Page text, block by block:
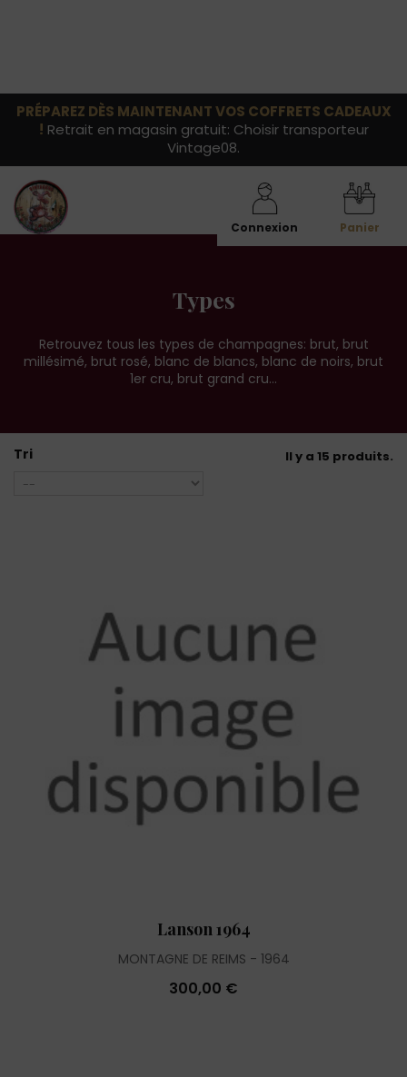
PRÉPAREZ DÈS MAINTENANT VOS COFFRETS CADEAUX
! Retrait en magasin gratuit: Choisir transporteur
Vintage08.
Connexion Panier
Types
Retrouvez tous les types de champagnes: brut, brut
millésimé, brut rosé, blanc de blancs, blanc de noirs, brut
1er cru, brut grand cru...
Tri Il y a 15 produits.
Lanson 1964
MONTAGNE DE REIMS 1964
300,00 €